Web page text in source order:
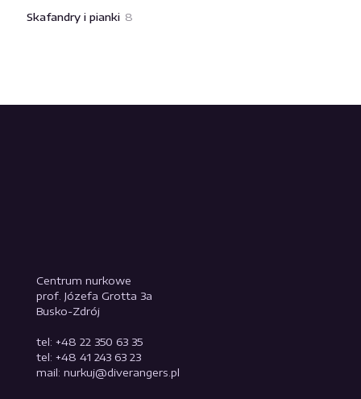
Skafandry i pianki 8
Centrum nurkowe
prof. Józefa Grotta 3a
Busko-Zdrój
tel: +48 22 350 63 35
tel: +48 41 243 63 23
mail: nurkuj@diverangers.pl